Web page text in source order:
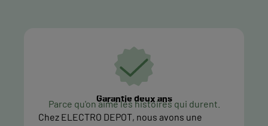
Garantie deux ans
Parce qu'on aime les histoires qui durent.
Chez ELECTRO DEPOT, nous avons une